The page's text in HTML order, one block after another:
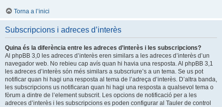
Torna a l’inici
Subscripcions i adreces d’interès
Quina és la diferència entre les adreces d’interès i les subscripcions?
Al phpBB 3,0 les adreces d’interès eren similars a les adreces d’interès d’un
navegador web. No rebieu cap avís quan hi havia una resposta. Al phpBB 3,1
les adreces d’interès són més similars a subscriure’s a un tema. Se us pot
notificar quan hi hagi una resposta al tema de l’adreça d’interès. D’altra banda,
les subscripcions us notificaran quan hi hagi una resposta a qualsevol tema o
fòrum a dintre de l’element subscrit. Les opcions de notificació per a les
adreces d’interès i les subscripcions es poden configurar al Tauler de control